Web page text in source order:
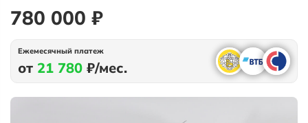
780 000 ₽
Ежемесячный платеж
от 21 780 ₽/мес.